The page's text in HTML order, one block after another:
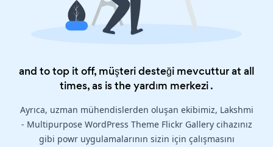
and to top it off, müşteri desteği mevcuttur at all
times, as is theyardım merkezi.
Ayrıca, uzman mühendislerden oluşan ekibimiz, Lakshmi
- Multipurpose WordPress Theme Flickr Gallery cihazınız
gibi powr uygulamalarının sizin için çalışmasını